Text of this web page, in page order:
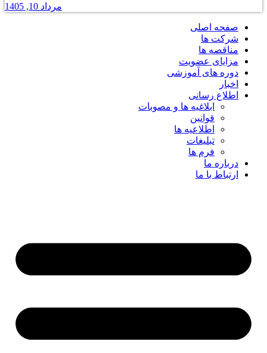
مرداد 10, 1405
صفحه اصلی
شرکت ها
مناقصه ها
مزایای عضویت
دوره های آموزشی
اخبار
اطلاع رسانی
ابلاغیه ها و مصوبات
قوانین
اطلاعیه ها
تبلیغات
فرم ها
درباره ما
ارتباط با ما